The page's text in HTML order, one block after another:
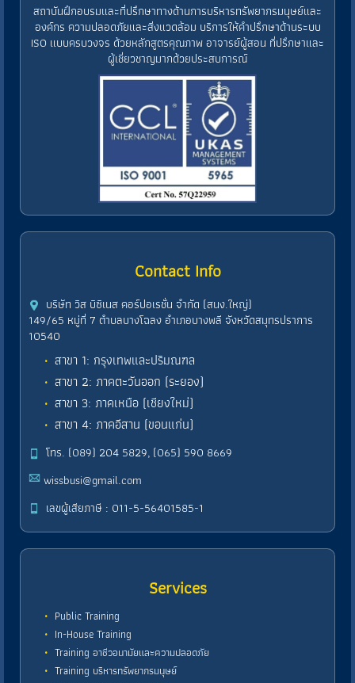
สถาบันฝึกอบรมและที่ปรึกษาทางด้านการบริหารทรัพยากรมนุษย์และ
องค์กร ความปลอดภัยและสิ่งแวดล้อม บริการให้คำปรึกษาด้านระบบ
ISO แบบครบวงจร ด้วยหลักสูตรคุณภาพ อาจารย์ผู้สอน ที่ปรึกษาและ
ผู้เชี่ยวชาญมากด้วยประสบการณ์
Contact Info
บริษัท วิส บิซิเนส คอร์ปอเรชั่น จำกัด (สนง.ใหญ่)
149/65 หมู่ที่ 7 ตำบลบางโฉลง อำเภอบางพลี จังหวัดสมุทรปราการ
10540
สาขา 1: กรุงเทพและปริมณฑล
สาขา 2: ภาคตะวันออก (ระยอง)
สาขา 3: ภาคเหนือ (เชียงใหม่)
สาขา 4: ภาคอีสาน (ขอนแก่น)
โทร. (089) 204 5829, (065) 590 8669
wissbusi@gmail.com
เลขผู้เสียภาษี : 011-5-56401585-1
Services
Public Training
In-House Training
Training อาชีวอนามัยและความปลอดภัย
Training บริหารทรัพยากรมนุษย์